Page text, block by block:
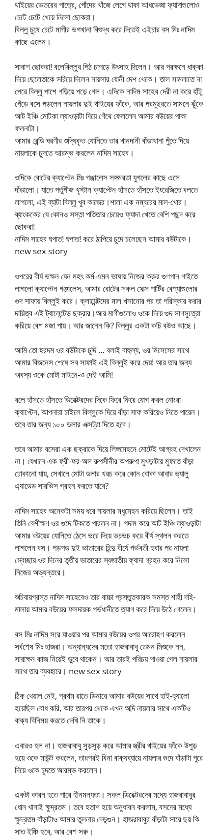
থাইয়ের ভেতরের পাত্রে, পোঁদের খাঁজে লেগে থাকা আধভেজা ফ্যাদাগুলোও
চেটে চেটে খেয়ে নিলো ছোকরা।
বিল্লু চুষে চেটে মাগীর ভগখানা বিশুদ্ধ করে দিতেই এইচার বস মিঃ নাদিম
কাছে এলেন।
সাবাশ ছোকরা! বলেবিল্লুর পিঠ চাপড়ে উৎসাহ দিলেন। আর পরক্ষনে ধাক্কা
দিয়ে ছেলেতাকে সরিয়ে দিলেন নায়লার যোনী দেশ থেকে। তাল সামলাতে না
পেরে বিল্লু পাশে গড়িয়ে পড়ে গেল। এদিকে নাদিম সাহেব দেরী না করে হাঁটু
গেঁড়ে বসে পড়লেন নায়লার দুই থাইয়ের ফাঁকে, আর পরমুহুরতে সামনে ঝুঁকে
আট ইঞ্চি মোটকা ল্যাওড়াটা দিয়ে গেঁথে ফেললেন আমার বউয়ের পাকা
ফলনাটা।
আমার রেন্ডি ঘরণীর শুদ্ধিকৃত যোনিতে তার খানদানী বাঁড়াখানা পুঁতে দিয়ে
নায়লাকে চুদতে আরম্ভ করলেন নাদিম সাহেব।
ওদিকে বোটের ক্যাপ্টেন মিঃ গঞ্জালেস সঙ্গমরতা যুগলের কাছে এসে
দাঁড়ালো। যাতে পর্তুগীজ খৃস্টান ক্যাপ্টেন হাঁসতে হাঁসতে ইংরেজিতে বলতে
লাগলো, এই ব্যাটা বিল্লু খুব কাজের।শালা এক নম্বরের মাল-খোর।
ব্যাংককের যে কোনও সস্তা পতিতার চেয়েও ফ্যাদা খেতে বেশি পছন্দ করে
ছোকরা!
নাদিম সাহেব ঘপাত! ঘপাত! করে ঠাপিয়ে চুদে চলেছেন আমার বউটাকে।
new sex story
ওপরের বীর্য ভক্ষন যেন মহৎ কর্ম এমন ভাষায় নিজের ক্রুর গুণগান গাইতে
লাগলো ক্যাপ্টেন গঞ্জালেস, আমার বোটের সকল সেক্স পার্টির বেশ্যাগুলোর
গুদ সাফায় বিল্লুই করে। ক্লায়েন্টদের মাল খসানোর পর তা পরিস্কার করার
দায়িত্ব এই ট্যালেন্টেড ছক্রার।আর মাগীগুলোও ওকে দিয়ে গুদ সাগসুত্রো
করিয়ে বেশ মজা পায়। আর জানেন কি? বিল্লুর একটা কচি বউও আছে।
আমি তো হরদম ওর বউটাকে চুদি … বলাই বাহুল্য, ওর মিসেসের সাথে
আমার বিজনেস শেষে সব সাফাই এই বিল্লুই করে দেয়! আর তার জন্য
অবস্য ওকে মোটা মাইনে-ও দেই আমি!
বলে হাঁসতে হাঁসতে ডিরেক্টরদের দিকে ফিরে ফিরে যোগ করল নোংরা
ক্যাপ্টেন, আপনারা চাইলে বিল্লুকে দিয়ে বাঁড়া সাফ করিয়েও নিতে পারেন।
তবে তার জন্য ১০০ ডলার এক্সট্রা দিতে হবে।
তবে আমার বসেরা এক ছক্রাকে দিয়ে লিঙ্গমেহনে মোটেই আগ্রহ দেখালেন
না। যেখানে এক ফ্রী-ফর-অল রুপসীনীর অপরুপা মুখড়াটায় মুফতে বাঁড়া
ঢোকানো যায়, সেখানে মোটা ডলার খরচ করে কোন বোকা আবার ভ্যালু
এ্যাডেড সারভিস গ্রহন করতে যাবে?
নাদিম সাহেব অনেকটা সময় ধরে নায়লার মধুমেহন করিয়ে ছিলেন। তাই
তিনি বেশীক্ষণ ওর গুদে টিকতে পারলন না। গদাম করে আট ইঞ্চি ল্যাওড়াটা
আমার বউয়ের যোনিতে ঠেসে ভরে দিয়ে ভচভচ করে বীর্য স্থলন করতে
লাগলেন বস। পড়পড় দুই ভাতারের হিন্দু বীর্যে গর্ভবতী হবার পর নায়লা
স্বেচ্ছায় ওর দিনের তৃতীয় ভাতারের স্বজাতীয় ফ্যাদা গ্রহন করে নিলো
নিজের অভ্যন্তরে।
শুচিবায়গ্রস্ত নাদিম সাহেবেও তার বাচ্চা প্রস্তুতকারক সমস্ত শাহী দহি-
মালায় আমার বউয়ের ফলদায়ক গর্ভধানীতে ত্যাগ করে দিয়ে উঠে গেলেন।
বস মিঃ নাদিম সরে যাওয়ার পর আমার বউয়ের ওপর আরোহণ করলেন
সর্বশেষ মিঃ হাজরা। অন্যান্যদের মতো হাজরাবাবু তেমন মিশুকে নন,
সারাক্ষন কাজ নিয়েই ডুবে থাকেন। আর তারই পরিচয় পাওয়া গেল নায়লার
সাথে তার ব্যবহারে। new sex story
ঠিক খেয়াল নেই, প্রথম রাতে ডিনারে আমার বউয়ের সাথে হাই-হ্যালো
হয়েছিল বোধ করি, আর তারপর থেকে এখন অব্দি নায়লার সাথে একটিও
বাক্য বিনিময় করতে দেখি নি তাকে।
এবারও হল না। হাজরাবাবু সুড়সুড় করে আমার স্ত্রীর থাইয়ের ফাঁকে উপুড়
হয়ে ওকে মাউন্ট করলেন, তারপরই বিনা বাক্যব্যায়ে নায়লার গুদে বাঁড়াটা পুরে
দিয়ে ওকে চুদতে আরম্ভ করলেন।
একটা কারন হতে পারে হীনমন্যতা। সকল ডিরেক্টরদের মধ্যে হাজরাবাবুর
ধোন খানাই ক্ষুদ্রতম। তবে হতাশ হয়ে অনুধাবন করলাম, বসদের মধ্যে
ক্ষুদ্রতম বাঁড়াটাও আমার তুলনায় দেড়্গুন। হাজরাবাবুর বাঁড়াটা সারে ছয় কি
সাত ইঞ্চি হবে, আর বেশ সরু।